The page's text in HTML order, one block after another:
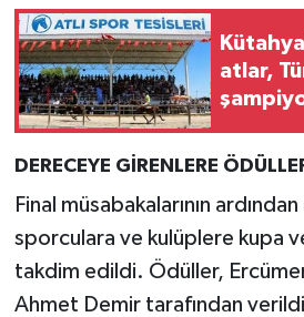
atlar,
DERECEYE GİRENLERE
Final müsabakalarının
sporculara ve kulüplere kupa
takdim edildi. Ödüller,
Ahmet Demir tarafından
Türkiye
Video Galeri
Yaşam